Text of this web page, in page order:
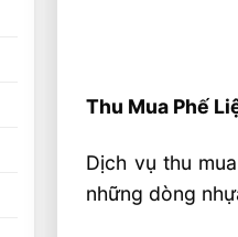
Thu Mua Phế
Dịch vụ thu
những dòng